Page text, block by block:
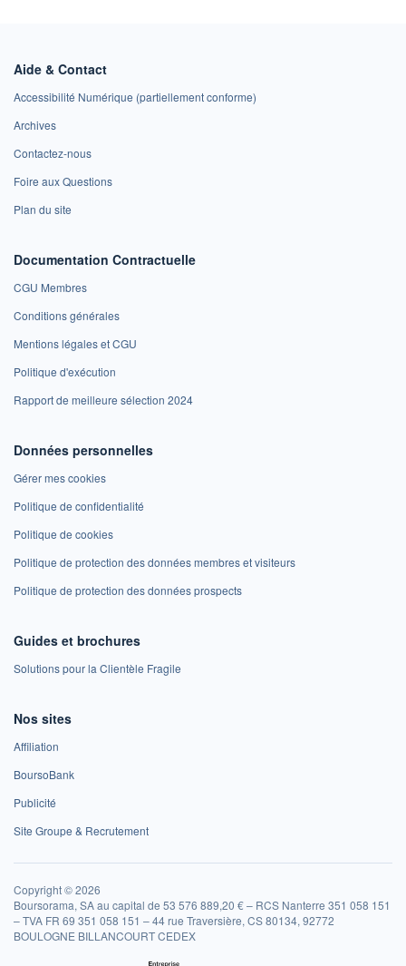
Aide & Contact
Accessibilité Numérique (partiellement conforme)
Archives
Contactez-nous
Foire aux Questions
Plan du site
Documentation Contractuelle
CGU Membres
Conditions générales
Mentions légales et CGU
Politique d'exécution
Rapport de meilleure sélection 2024
Données personnelles
Gérer mes cookies
Politique de confidentialité
Politique de cookies
Politique de protection des données membres et visiteurs
Politique de protection des données prospects
Guides et brochures
Solutions pour la Clientèle Fragile
Nos sites
Affiliation
BoursoBank
Publicité
Site Groupe & Recrutement
Copyright © 2026
Boursorama, SA au capital de 53 576 889,20 € – RCS Nanterre 351 058 151
– TVA FR 69 351 058 151 – 44 rue Traversière, CS 80134, 92772
BOULOGNE BILLANCOURT CEDEX